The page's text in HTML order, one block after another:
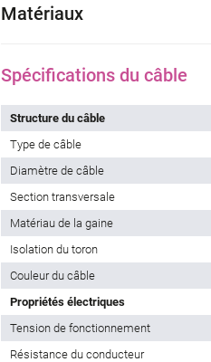
Matériaux
Spécifications du câble
Structure du câble
Type de câble
Diamètre de câble
Section transversale
Matériau de la gaine
Isolation du toron
Couleur du câble
Propriétés électriques
Tension de fonctionnement
Résistance du conducteur